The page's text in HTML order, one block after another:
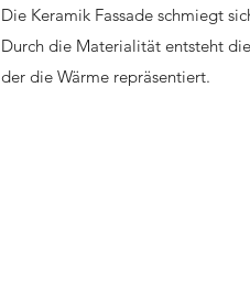
Die Keramik Fassade schmiegt
Durch die Materialität entsteht
der die Wärme repräsentiert.